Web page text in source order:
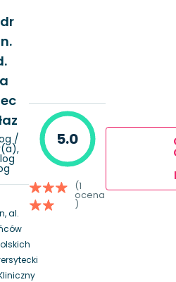
/
al.
5.0
(1
ocena
)